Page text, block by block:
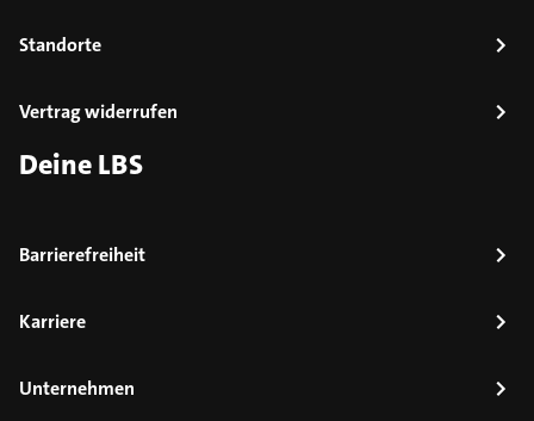
Standorte
Vertrag widerrufen
Deine LBS
Barrierefreiheit
Karriere
Unternehmen